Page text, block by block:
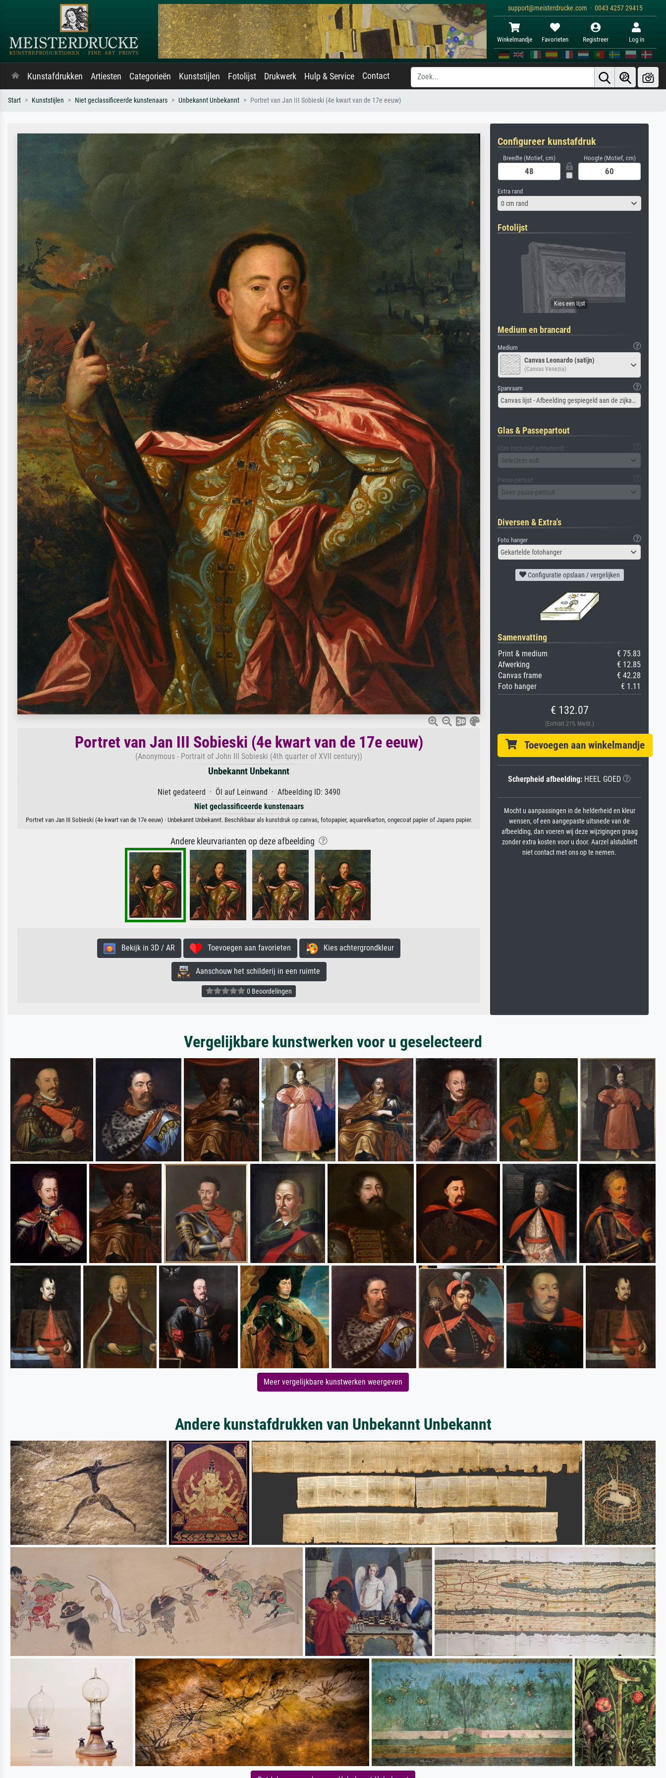
support@meisterdrucke.com · 0043 4257 29415
Winkelmandje Favorieten Registreer Log in
Kunstafdrukken Artiesten Categorieën Kunststijlen Fotolijst Drukwerk Hulp & Service Contact
Start Kunststijlen Niet geclassificeerde kunstenaars Unbekannt Unbekannt Portret van Jan III Sobieski (4e kwart van de 17e eeuw)
Portret van Jan III Sobieski (4e kwart van de 17e eeuw)
(Anonymous - Portrait of John III Sobieski (4th quarter of XVII century))
Unbekannt Unbekannt
Niet gedateerd · Öl auf Leinwand · Afbeelding ID: 3490
Niet geclassificeerde kunstenaars
Portret van Jan III Sobieski (4e kwart van de 17e eeuw) · Unbekannt Unbekannt. Beschikbaar als kunstdruk op canvas, fotopapier, aquarelkarton, ongecoat papier of Japans papier.
Andere kleurvarianten op deze afbeelding
Bekijk in 3D / AR Toevoegen aan favorieten Kies achtergrondkleur
Aanschouw het schilderij in een ruimte
0 Beoordelingen
Configureer kunstafdruk
Breedte (Motief, cm) Hoogte (Motief, cm)
Extra rand
0 cm rand
Fotolijst
Medium en brancard
Medium
Canvas Leonardo (satijn)
(Canvas Venezia)
Spanraam
Canvas lijst - Afbeelding gespiegeld aan de zijkant
Glas & Passepartout
Glas (inclusief achterbord)
Selecteer aub
Passe-partout
Geen passe-partout
Diversen & Extra's
Foto hanger
Gekartelde fotohanger
Configuratie opslaan / vergelijken
Samenvatting
Print & medium
€ 75.83
Afwerking
€ 12.85
Canvas frame
€ 42.28
Foto hanger
€ 1.11
€ 132.07
(Enthält 21% MwSt.)
Toevoegen aan winkelmandje
Scherpheid afbeelding: HEEL GOED
Mocht u aanpassingen in de helderheid en kleur
wensen, of een aangepaste uitsnede van de
afbeelding, dan voeren wij deze wijzigingen graag
zonder extra kosten voor u door. Aarzel alstublieft
niet contact met ons op te nemen.
Vergelijkbare kunstwerken voor u geselecteerd
Meer vergelijkbare kunstwerken weergeven
Andere kunstafdrukken van Unbekannt Unbekannt